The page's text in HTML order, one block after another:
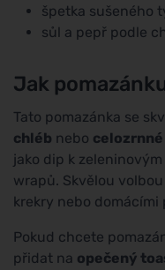
špetka sušeného
sůl a pepř podle
Jak
Tato pomazánka se
chléb nebo
jako dip k
wrapů. Skvělou
krekry nebo domácími
Pokud chcete
přidat na opečený